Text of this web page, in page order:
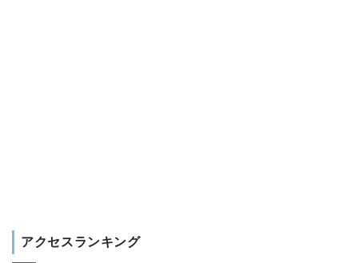
アクセスランキング